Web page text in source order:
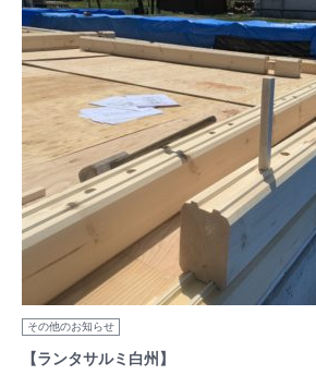
その他のお知らせ
【ランタサルミ白州】